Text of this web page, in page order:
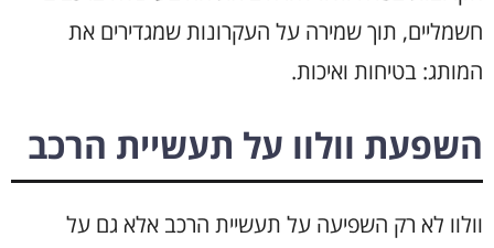
חשמליים, תוך שמירה על העקרונות שמגדירים את
המותג: בטיחות ואיכות.
השפעת וולוו על תעשיית הרכב
וולוו לא רק השפיעה על תעשיית הרכב אלא גם על